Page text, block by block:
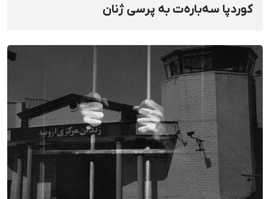
کوردپا سەبارەت بە پرسی ژنان